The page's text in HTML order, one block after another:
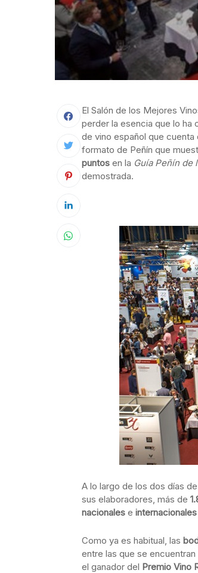
El Salón de los Mejores
perder la esencia que lo
de vino español que cuenta
formato de Peñín que
puntos en la Guía Peñín de
demostrada.
A lo largo de los dos días
sus elaboradores, más de
nacionales e internacionales
Como ya es habitual, las
entre las que se
el ganador del Premio Vino